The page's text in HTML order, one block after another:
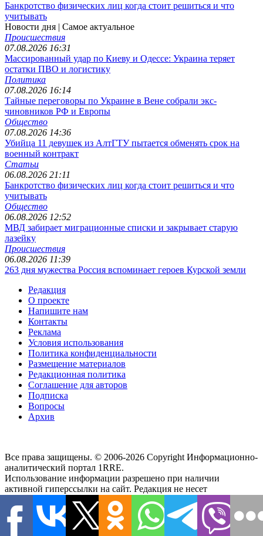
Банкротство физических лиц когда стоит решиться и что
учитывать
Новости дня | Самое актуальное
Происшествия
07.08.2026 16:31
Массированный удар по Киеву и Одессе: Украина теряет
остатки ПВО и логистику
Политика
07.08.2026 16:14
Тайные переговоры по Украине в Вене собрали экс-
чиновников РФ и Европы
Общество
07.08.2026 14:36
Убийца 11 девушек из АлтГТУ пытается обменять срок на
военный контракт
Статьи
06.08.2026 21:11
Банкротство физических лиц когда стоит решиться и что
учитывать
Общество
06.08.2026 12:52
МВД забирает миграционные списки и закрывает старую
лазейку
Происшествия
06.08.2026 11:39
263 дня мужества Россия вспоминает героев Курской земли
Редакция
О проекте
Напишите нам
Контакты
Реклама
Условия использования
Политика конфиденциальности
Размещение материалов
Редакционная политика
Соглашение для авторов
Подписка
Вопросы
Архив
Все права защищены. © 2006-2026 Copyright Информационно-
аналитический портал 1RRE.
Использование информации разрешено при наличии
активной гиперссылки на сайт. Редакция не несет
ответственности за достоверность информации,
содержащейся в рекламных объявлениях, за мнения,
высказанные в комментариях читателей, за новости партнеров
и внешние источники. Редакция не предоставляет справочной